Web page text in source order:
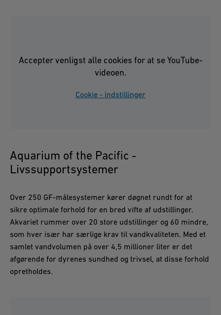
Accepter venligst alle cookies for at se YouTube-
videoen.
Cookie - indstillinger
Aquarium of the Pacific -
Livssupportsystemer
Over 250 GF-målesystemer kører døgnet rundt for at
sikre optimale forhold for en bred vifte af udstillinger.
Akvariet rummer over 20 store udstillinger og 60 mindre,
som hver især har særlige krav til vandkvaliteten. Med et
samlet vandvolumen på over 4,5 millioner liter er det
afgørende for dyrenes sundhed og trivsel, at disse forhold
opretholdes.